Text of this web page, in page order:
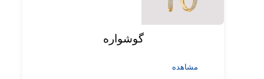
گوشواره
مشاهده